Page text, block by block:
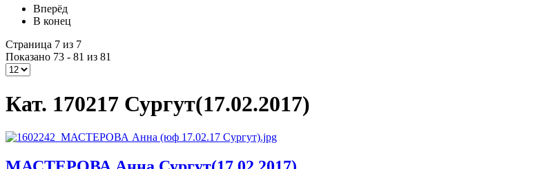
Вперёд
В конец
Страница 7 из 7
Показано 73 - 81 из 81
Кат. 170217 Сургут(17.02.2017)